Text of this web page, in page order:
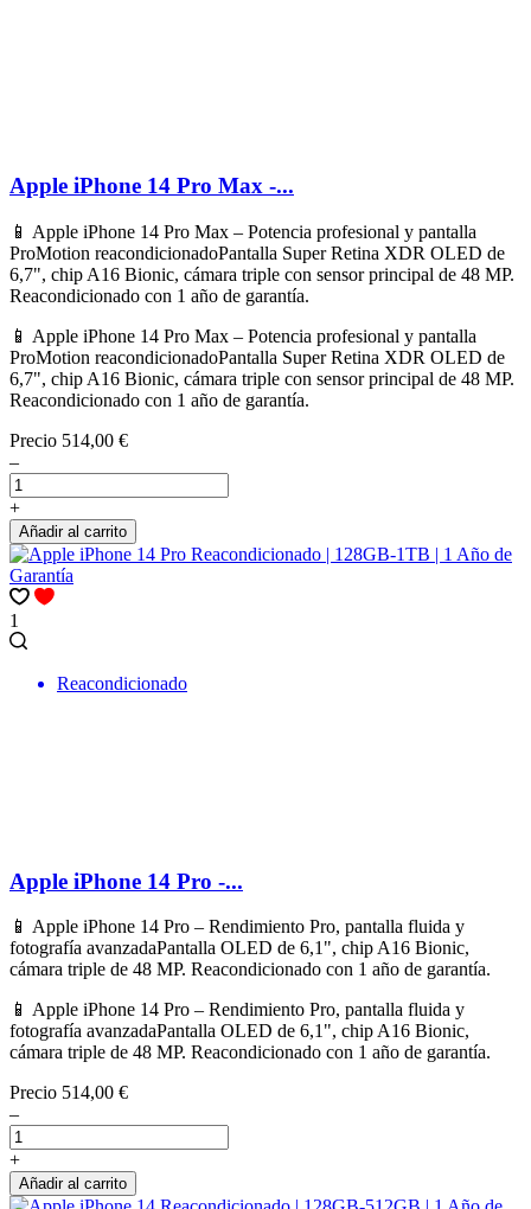
Apple iPhone 14 Pro Max -...
📱 Apple iPhone 14 Pro Max – Potencia profesional y pantalla
ProMotion reacondicionadoPantalla Super Retina XDR OLED de
6,7", chip A16 Bionic, cámara triple con sensor principal de 48 MP.
Reacondicionado con 1 año de garantía.
📱 Apple iPhone 14 Pro Max – Potencia profesional y pantalla
ProMotion reacondicionadoPantalla Super Retina XDR OLED de
6,7", chip A16 Bionic, cámara triple con sensor principal de 48 MP.
Reacondicionado con 1 año de garantía.
Precio 514,00 €
–
+
Añadir al carrito
1
Reacondicionado
Apple iPhone 14 Pro -...
📱 Apple iPhone 14 Pro – Rendimiento Pro, pantalla fluida y
fotografía avanzadaPantalla OLED de 6,1", chip A16 Bionic,
cámara triple de 48 MP. Reacondicionado con 1 año de garantía.
📱 Apple iPhone 14 Pro – Rendimiento Pro, pantalla fluida y
fotografía avanzadaPantalla OLED de 6,1", chip A16 Bionic,
cámara triple de 48 MP. Reacondicionado con 1 año de garantía.
Precio 514,00 €
–
+
Añadir al carrito